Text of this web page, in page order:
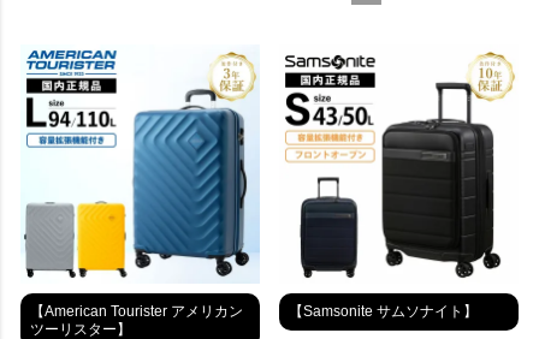
【American Tourister アメリカン
ツーリスター】
【Samsonite サムソナイト】